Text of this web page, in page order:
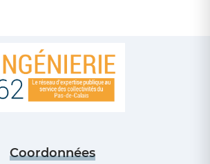
Coordonnées